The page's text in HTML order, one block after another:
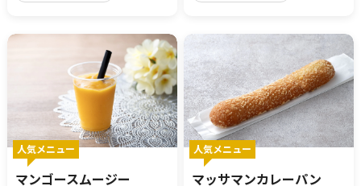
人気メニュー
マンゴースムージー
人気メニュー
マッサマンカレーパン